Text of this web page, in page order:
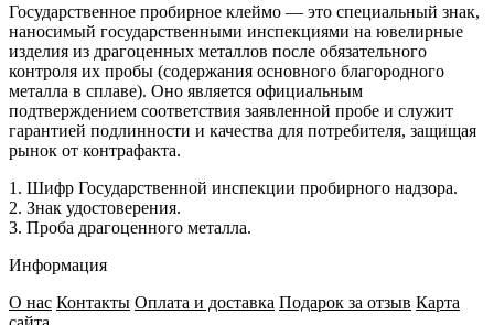
Государственное пробирное клеймо — это специальный знак,
наносимый государственными инспекциями на ювелирные
изделия из драгоценных металлов после обязательного
контроля их пробы (содержания основного благородного
металла в сплаве). Оно является официальным
подтверждением соответствия заявленной пробе и служит
гарантией подлинности и качества для потребителя, защищая
рынок от контрафакта.
1. Шифр Государственной инспекции пробирного надзора.
2. Знак удостоверения.
3. Проба драгоценного металла.
Информация
О нас Контакты Оплата и доставка Подарок за отзыв Карта